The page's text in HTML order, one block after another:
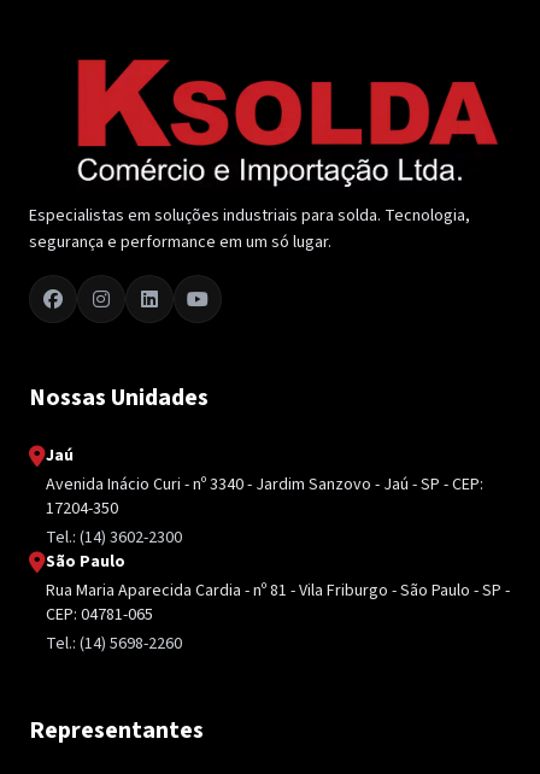
Especialistas em soluções industriais para solda. Tecnologia,
segurança e performance em um só lugar.
Nossas Unidades
Jaú
Avenida Inácio Curi - nº 3340 - Jardim Sanzovo - Jaú - SP - CEP:
17204-350
Tel.: (14) 3602-2300
São Paulo
Rua Maria Aparecida Cardia - nº 81 - Vila Friburgo - São Paulo - SP -
CEP: 04781-065
Tel.: (14) 5698-2260
Representantes